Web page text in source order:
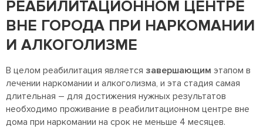
РЕАБИЛИТАЦИОННОМ ЦЕНТРЕ
ВНЕ ГОРОДА ПРИ НАРКОМАНИИ
И АЛКОГОЛИЗМЕ
В целом реабилитация является завершающим этапом в
лечении наркомании и алкоголизма, и эта стадия самая
длительная – для достижения нужных результатов
необходимо проживание в реабилитационном центре вне
дома при наркомании на срок не меньше 4 месяцев.